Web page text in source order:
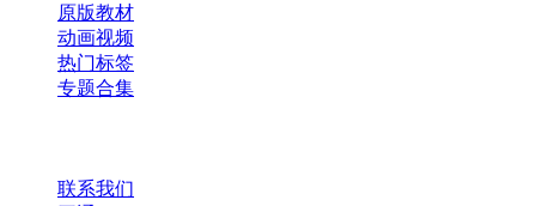
原版教材
动画视频
热门标签
专题合集
联系我们